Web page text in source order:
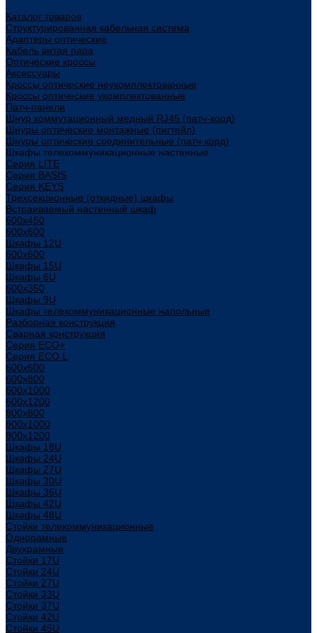
Каталог товаров
Структурированная кабельная система
Адаптеры оптические
Кабель витая пара
Оптические кроссы
Аксессуары
Кроссы оптические неукомплектованные
Кроссы оптические укомплектованные
Патч-панели
Шнур коммутационный медный RJ45 (патч-корд)
Шнуры оптические монтажные (пигтейл)
Шнуры оптические соединительные (патч-корд)
Шкафы телекоммуникационные настенные
Cерия LITE
Cерия BASIS
Cерия KEYS
Трехсекционные (откидные) шкафы
Встраиваемый настенный шкаф
600x450
600x600
Шкафы 12U
600x600
Шкафы 15U
Шкафы 6U
600x350
Шкафы 9U
Шкафы телекоммуникационные напольные
Разборная конструкция
Сварная конструкция
Серия ECO+
Серия ECO L
600x600
600x800
600х1000
600х1200
800x800
800х1000
800х1200
Шкафы 18U
Шкафы 24U
Шкафы 27U
Шкафы 30U
Шкафы 36U
Шкафы 42U
Шкафы 48U
Стойки телекоммуникационные
Однорамные
Двухрамные
Стойки 17U
Стойки 24U
Стойки 27U
Стойки 33U
Стойки 37U
Стойки 42U
Стойки 45U